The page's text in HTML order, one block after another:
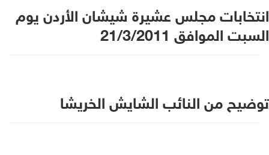
انتخابات مجلس عشيرة شيشان الأردن يوم
السبت الموافق 21/3/2011
توضيح من النائب الشايش الخريشا